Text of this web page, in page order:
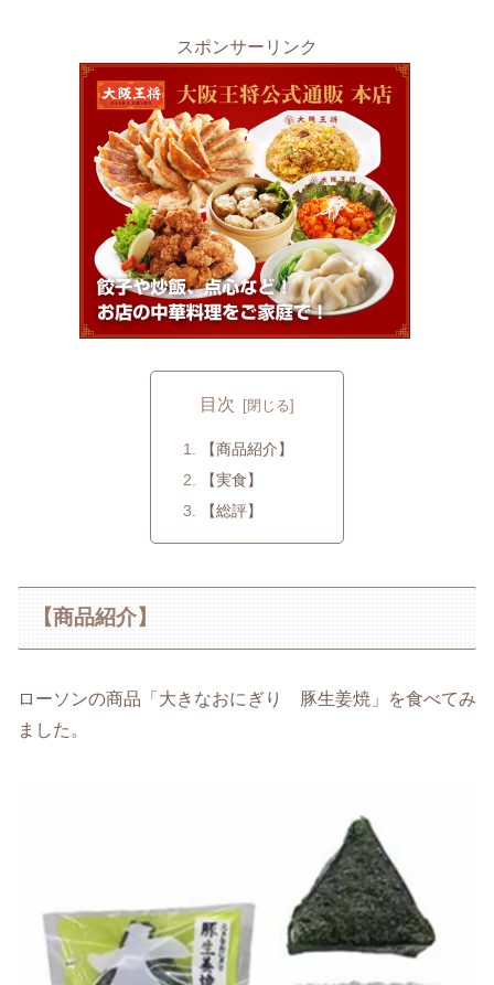
スポンサーリンク
目次
【商品紹介】
【実食】
【総評】
【商品紹介】
ローソンの商品「大きなおにぎり 豚生姜焼」を食べてみ
ました。